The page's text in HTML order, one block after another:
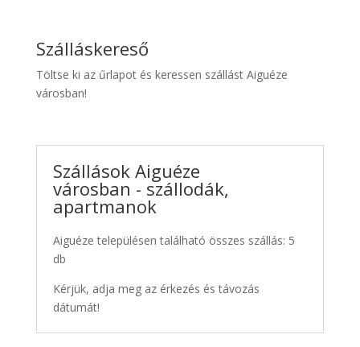
Szálláskereső
Töltse ki az űrlapot és keressen szállást Aiguéze
városban!
Szállások Aiguéze
városban - szállodák,
apartmanok
Aiguéze településen található összes szállás: 5
db
Kérjük, adja meg az érkezés és távozás
dátumát!